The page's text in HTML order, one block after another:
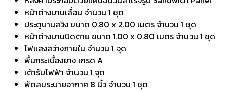
หน้าต่างบานเลื่อน จำนวน 1 ชุด
ประตูบานสวิง ขนาด 0.80 x 2.00 เมตร จำนวน 1 ชุด
หน้าต่างบานปิดตาย ขนาด 1.00 x 0.80 เมตร จำนวน 1 ชุด
ไฟแสงสว่างภายใน จำนวน 1 จุด
พื้นกระเบื้องยาง เกรด A
เต้ารับไฟฟ้า จำนวน 1 จุด
พัดลมระบายอากาศ 8 นิ้ว จำนวน 1 ชุด